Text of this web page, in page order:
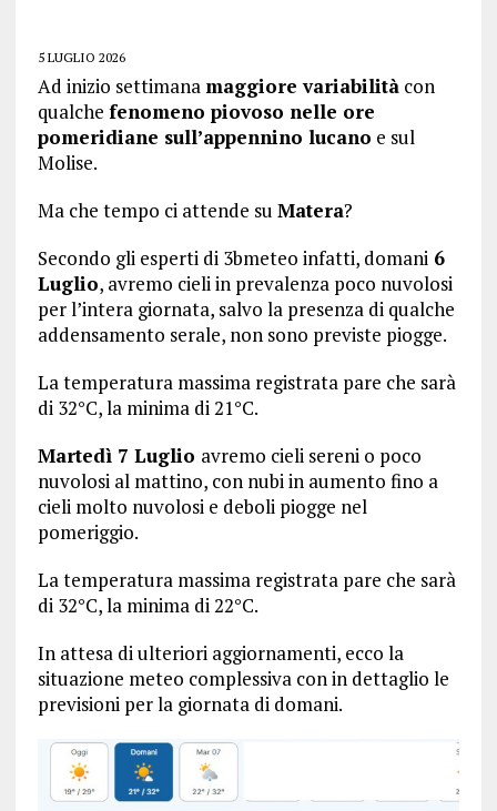
5 LUGLIO 2026
Ad inizio settimana maggiore variabilitàcon
qualche fenomeno piovoso nelle ore
pomeridiane sull’appennino lucano e sul
Molise.
Ma che tempo ci attende su Matera?
Secondo gli esperti di 3bmeteo infatti, domani6
Luglio, avremo cieli in prevalenza poco nuvolosi
per l’intera giornata, salvo la presenza di qualche
addensamento serale, non sono previste piogge.
La temperatura massima registrata pare che sarà
di 32°C, la minima di 21°C.
Martedì 7 Luglio avremo cieli sereni o poco
nuvolosi al mattino, con nubi in aumento fino a
cieli molto nuvolosi e deboli piogge nel
pomeriggio.
La temperatura massima registrata pare che sarà
di 32°C, la minima di 22°C.
In attesa di ulteriori aggiornamenti, ecco la
situazione meteo complessiva con in dettaglio le
previsioni per la giornata di domani.